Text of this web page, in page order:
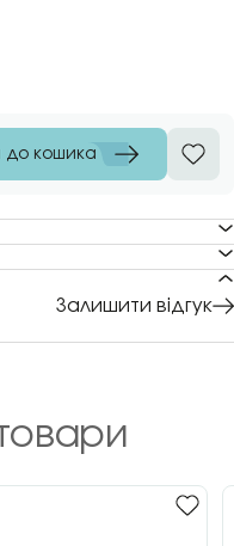
до кошика
Залишити відгук